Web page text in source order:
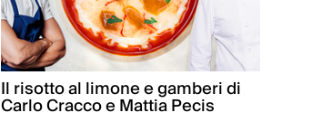
Il risotto al limone e gamberi di
Carlo Cracco e Mattia Pecis